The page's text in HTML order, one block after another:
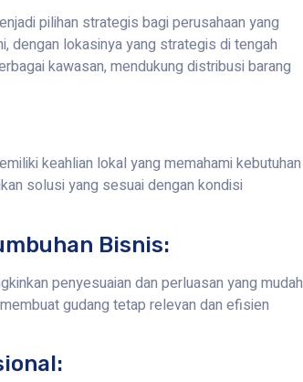
pilihan strategis bagi perusahaan yang
dengan lokasinya yang strategis di tengah
kawasan, mendukung distribusi barang
keahlian lokal yang memahami kebutuhan
solusi yang sesuai dengan kondisi
Bisnis:
penyesuaian dan perluasan yang mudah
gudang tetap relevan dan efisien